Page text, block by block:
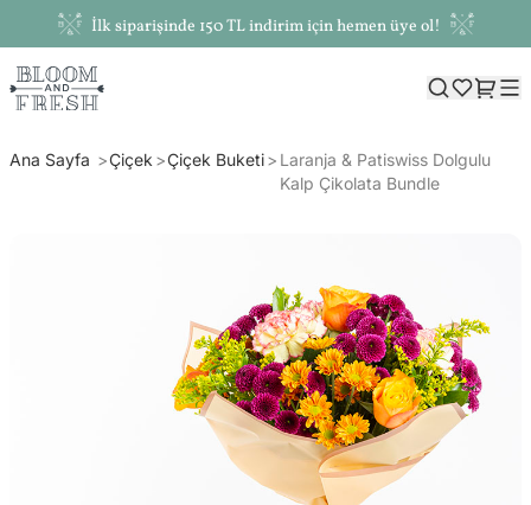
İlk siparişinde 150 TL indirim için hemen üye ol!
Ana Sayfa Çiçek Çiçek Buketi
Laranja & Patiswiss Dolgulu
Kalp Çikolata Bundle